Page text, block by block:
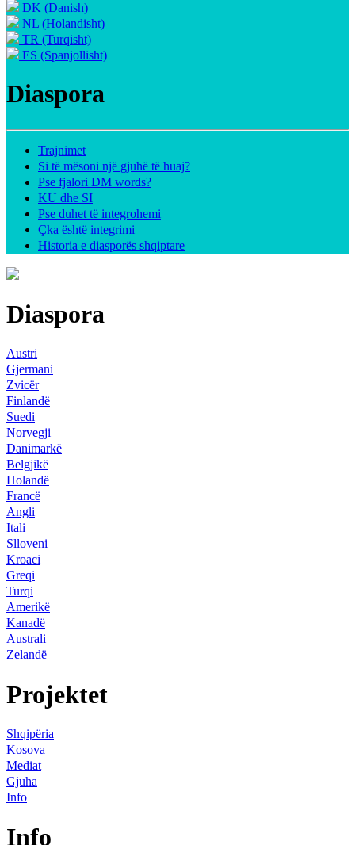
DK (Danish)
NL (Holandisht)
TR (Turqisht)
ES (Spanjollisht)
Diaspora
Trajnimet
Si të mësoni një gjuhë të huaj?
Pse fjalori DM words?
KU dhe SI
Pse duhet të integrohemi
Çka është integrimi
Historia e diasporës shqiptare
Diaspora
Austri
Gjermani
Zvicër
Finlandë
Suedi
Norvegji
Danimarkë
Belgjikë
Holandë
Francë
Angli
Itali
Slloveni
Kroaci
Greqi
Turqi
Amerikë
Kanadë
Australi
Zelandë
Projektet
Shqipëria
Kosova
Mediat
Gjuha
Info
Info